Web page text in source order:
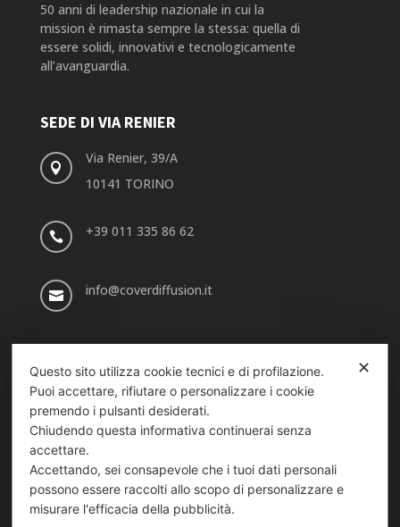
50 anni di leadership nazionale in cui la
mission è rimasta sempre la stessa: quella di
essere solidi, innovativi e tecnologicamente
all’avanguardia.
SEDE DI VIA RENIER

Via Renier, 39/A
10141 TORINO
 +39 011 335 86 62
 info@coverdiffusion.it
SEDE DI VIA SANSOVINO

Via Sansovino, 243/9
10151 TORINO
 +39 011 739 98 54
info_sansovino@coverdiffusion.it
✕
Questo sito utilizza cookie tecnici e di profilazione.
Puoi accettare, rifiutare o personalizzare i cookie
premendo i pulsanti desiderati.
Chiudendo questa informativa continuerai senza
accettare.
Accettando, sei consapevole che i tuoi dati personali
possono essere raccolti allo scopo di personalizzare e
misurare l'efficacia della pubblicità.